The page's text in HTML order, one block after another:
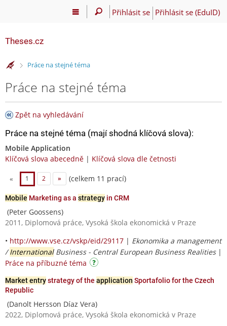
Přihlásit se Přihlásit se (EduID)
Theses.cz
>Práce na stejné téma
Práce na stejné téma
Zpět na vyhledávání
Práce na stejné téma (mají shodná klíčová slova):
Mobile Application
Klíčová slova abecedně | Klíčová slova dle četnosti
« 1 2 » (celkem 11 prací)
Mobile Marketing as a strategy in CRM
(Peter Goossens)
2011, Diplomová práce, Vysoká škola ekonomická v Praze
• http://www.vse.cz/vskp/eid/29117 | Ekonomika a management
/InternationalBusiness - Central European Business Realities|
Práce na příbuzné téma
Market entrystrategy of the application Sportafolio for the Czech
Republic
(Danolt Hersson Díaz Vera)
2022, Diplomová práce, Vysoká škola ekonomická v Praze